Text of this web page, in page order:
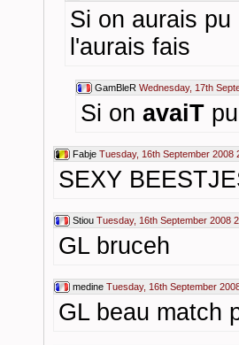
Si on aurais
l'aurais fais
GamBleR Wednesday, 17th
Si on avaiT
Fabje Tuesday, 16th September 2008
SEXY
Stiou Tuesday, 16th September 2008
GL bruceh
medine Tuesday, 16th September
GL beau match